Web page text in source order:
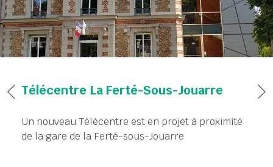
Télécentre La Ferté-Sous-Jouarre
Un nouveau Télécentre est en projet à proximité
de la gare de la Ferté-sous-Jouarre